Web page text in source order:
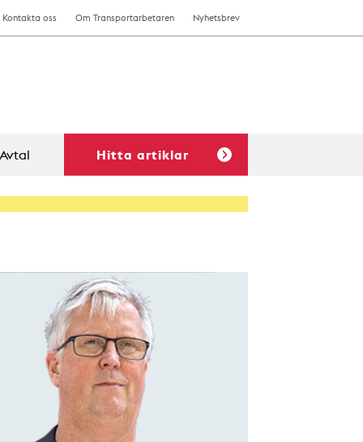
Kontakta oss Om Transportarbetaren Nyhetsbrev
Hitta artiklar